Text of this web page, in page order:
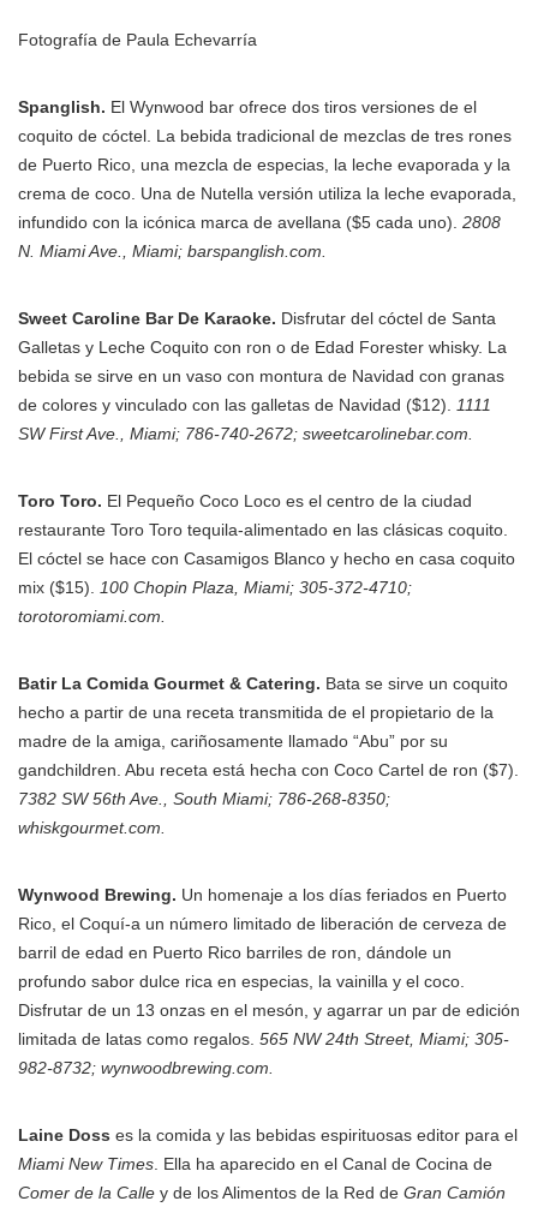
Fotografía de Paula Echevarría
Spanglish. El Wynwood bar ofrece dos tiros versiones de el
coquito de cóctel. La bebida tradicional de mezclas de tres rones
de Puerto Rico, una mezcla de especias, la leche evaporada y la
crema de coco. Una de Nutella versión utiliza la leche evaporada,
infundido con la icónica marca de avellana ($5 cada uno). 2808
N. Miami Ave., Miami; barspanglish.com.
Sweet Caroline Bar De Karaoke. Disfrutar del cóctel de Santa
Galletas y Leche Coquito con ron o de Edad Forester whisky. La
bebida se sirve en un vaso con montura de Navidad con granas
de colores y vinculado con las galletas de Navidad ($12).
1111
SW First Ave., Miami; 786-740-2672; sweetcarolinebar.com.
Toro Toro. El Pequeño Coco Loco es el centro de la ciudad
restaurante Toro Toro tequila-alimentado en las clásicas coquito.
El cóctel se hace con Casamigos Blanco y hecho en casa coquito
mix ($15).
100 Chopin Plaza, Miami; 305-372-4710;
torotoromiami.com.
Batir La Comida Gourmet & Catering. Bata se sirve un coquito
hecho a partir de una receta transmitida de el propietario de la
madre de la amiga, cariñosamente llamado “Abu” por su
gandchildren. Abu receta está hecha con Coco Cartel de ron ($7).
7382 SW 56th Ave., South Miami; 786-268-8350;
whiskgourmet.com.
Wynwood Brewing. Un homenaje a los días feriados en Puerto
Rico, el Coquí-a un número limitado de liberación de cerveza de
barril de edad en Puerto Rico barriles de ron, dándole un
profundo sabor dulce rica en especias, la vainilla y el coco.
Disfrutar de un 13 onzas en el mesón, y agarrar un par de edición
limitada de latas como regalos. 565 NW 24th Street, Miami; 305-
982-8732; wynwoodbrewing.com.
Laine Doss es la comida y las bebidas espirituosas editor para el
Miami New Times . Ella ha aparecido en el Canal de Cocina de
Comer de la Calle y de los Alimentos de la Red de Gran Camión